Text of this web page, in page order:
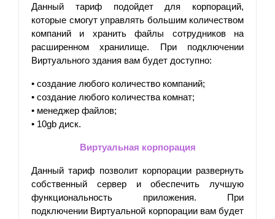
Данный тариф подойдет для корпораций,
которые смогут управлять большим количеством
компаний и хранить файлы сотрудников на
расширенном хранилище. При подключении
Виртуального здания вам будет доступно:
• создание любого количество компаний;
• создание любого количества комнат;
• менеджер файлов;
• 10gb диск.
Виртуальная корпорация
Данный тариф позволит корпорации развернуть
собственный сервер и обеспечить лучшую
функциональность приложения. При
подключении Виртуальной корпорации вам будет